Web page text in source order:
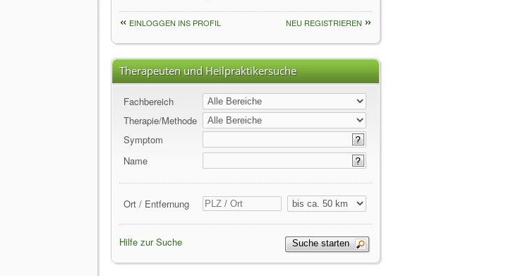
EINLOGGEN INS PROFIL NEU REGISTRIEREN
Therapeuten und Heilpraktikersuche
Fachbereich
Therapie/Methode
Symptom
Name
Ort / Entfernung
Hilfe zur Suche